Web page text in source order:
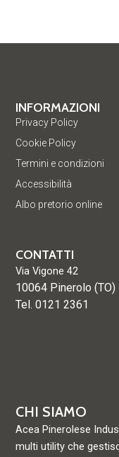
CHI SIAMO
Acea Pinerolese
multi utility che
INFORMAZIONI
Privacy Policy
Cookie Policy
Termini e condizioni
Accessibilità
Albo pretorio online
CONTATTI
Via Vigone 42
10064 Pinerolo (TO)
Tel. 0121 2361